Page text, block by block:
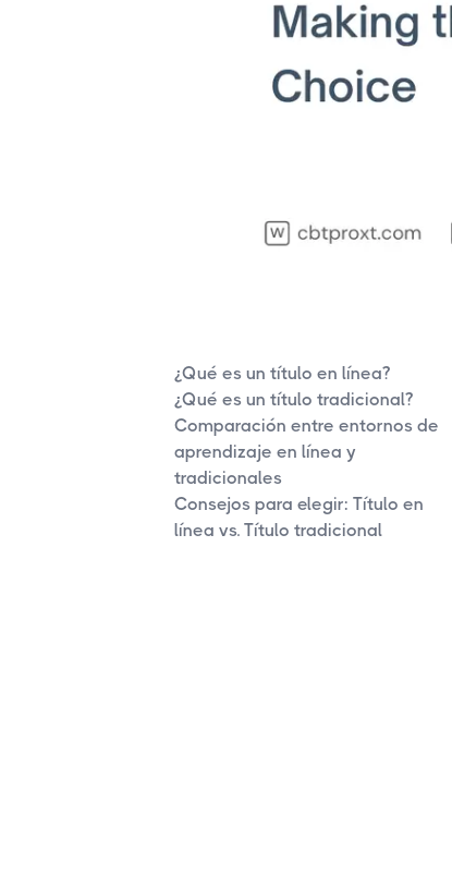
¿Qué es un título en línea?
¿Qué es un título tradicional?
Comparación entre entornos de
aprendizaje en línea y
tradicionales
Consejos para elegir: Título en
línea vs. Título tradicional